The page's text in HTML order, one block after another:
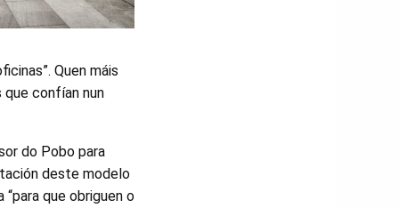
Quen máis
confían nun
do Pobo para
deste modelo
que obriguen o